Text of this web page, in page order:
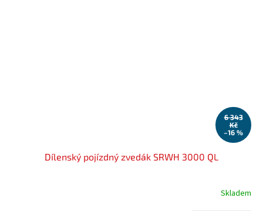
6 343
Kč
–16 %
Dílenský pojízdný zvedák SRWH 3000 QL
Skladem